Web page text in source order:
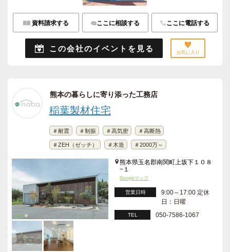
この会社のイベントを見る お気に入り
資料請求する ここに相談する ここに電話する
熊本の暮らしに寄り添った工務店
稲葉製材住宅
＃耐震 ＃制振 ＃高気密 ＃高断熱
＃ZEH（ゼッチ） ＃木造 ＃2000万～
熊本県玉名郡南関町上坂下１０８
−１
Googleマップ
営業日時
9:00～17:00 定休
日：日曜
TEL 050-7586-1067